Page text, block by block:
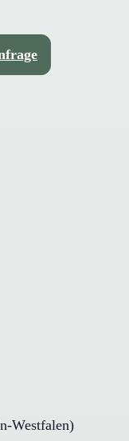
Westfalen)